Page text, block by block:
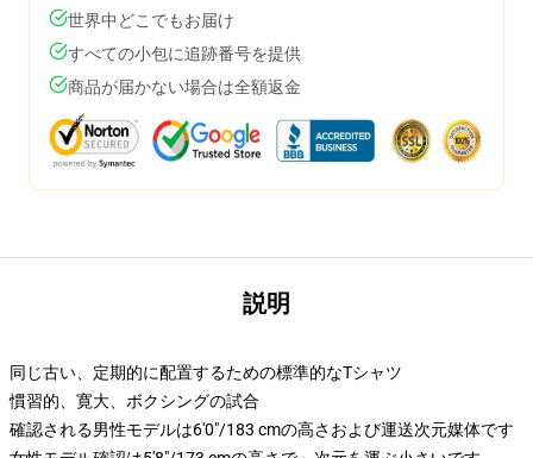
世界中どこでもお届け
すべての小包に追跡番号を提供
商品が届かない場合は全額返金
説明
同じ古い、定期的に配置するための標準的なTシャツ
慣習的、寛大、ボクシングの試合
確認される男性モデルは6'0"/183 cmの高さおよび運送次元媒体です